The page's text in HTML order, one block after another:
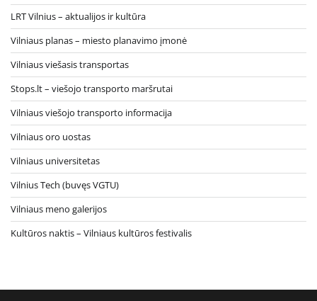
LRT Vilnius – aktualijos ir kultūra
Vilniaus planas – miesto planavimo įmonė
Vilniaus viešasis transportas
Stops.lt – viešojo transporto maršrutai
Vilniaus viešojo transporto informacija
Vilniaus oro uostas
Vilniaus universitetas
Vilnius Tech (buvęs VGTU)
Vilniaus meno galerijos
Kultūros naktis – Vilniaus kultūros festivalis